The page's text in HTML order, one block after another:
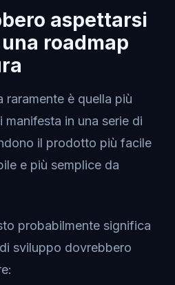
aspettarsi
roadmap
raramente è quella più
in una serie di
il prodotto più facile
e più semplice da
probabilmente significa
sviluppo dovrebbero